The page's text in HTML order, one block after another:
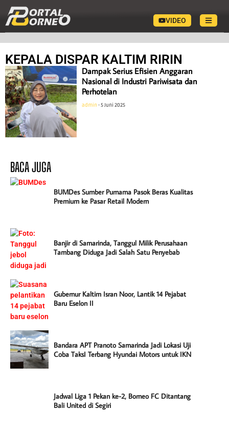
VIDEO
KEPALA DISPAR KALTIM RIRIN
Dampak Serius Efisien Anggaran
Nasional di Industri Pariwisata dan
Perhotelan
admin 5 Juni 2025
BACA JUGA
BUMDes Sumber Purnama Pasok Beras Kualitas
Premium ke Pasar Retail Modern
Banjir di Samarinda, Tanggul Milik Perusahaan
Tambang Diduga Jadi Salah Satu Penyebab
Gubernur Kaltim Isran Noor, Lantik 14 Pejabat
Baru Eselon II
Bandara APT Pranoto Samarinda Jadi Lokasi Uji
Coba TaksI Terbang Hyundai Motors untuk IKN
Jadwal Liga 1 Pekan ke-2, Borneo FC Ditantang
Bali United di Segiri